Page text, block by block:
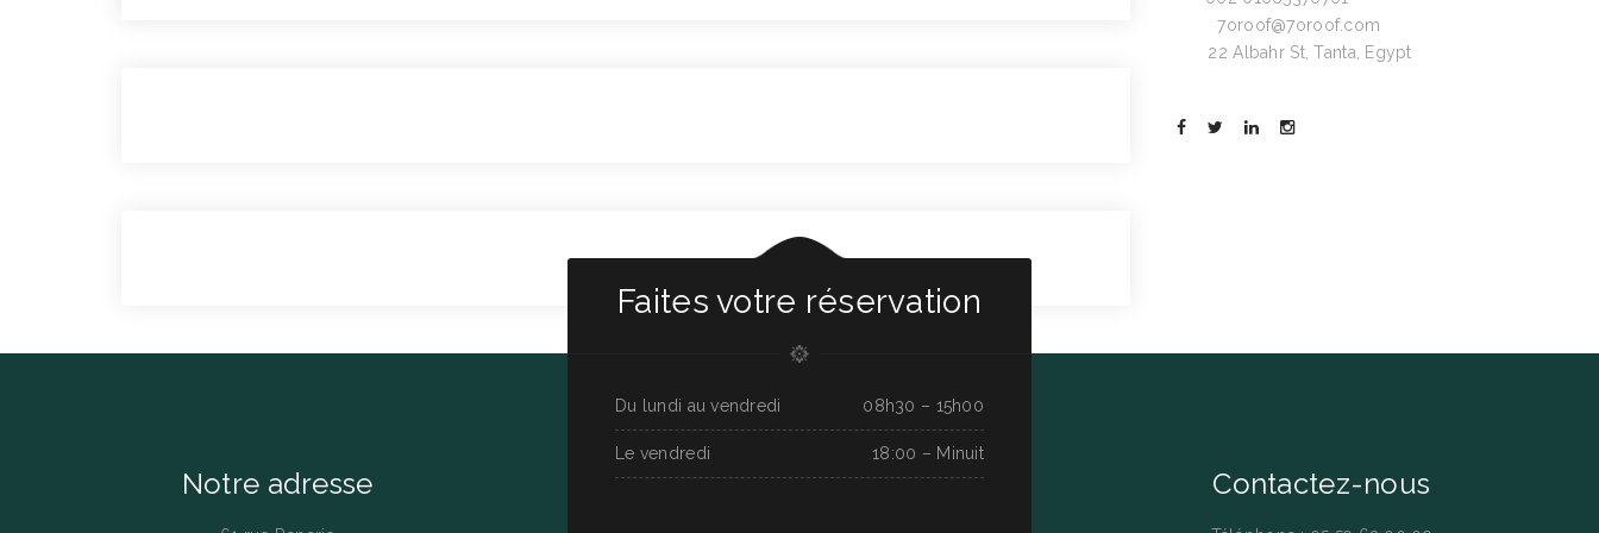
7oroof@7oroof.com
22 Albahr St, Tanta, Egypt
Notre adresse
Faites votre réservation
Du lundi au vendredi 08h30 – 15h00
Le vendredi 18:00 – Minuit
Contactez-nous